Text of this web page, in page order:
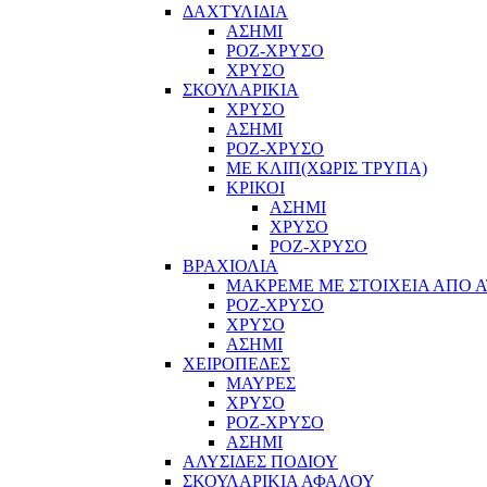
ΔΑΧΤΥΛΙΔΙΑ
ΑΣΗΜΙ
ΡΟΖ-ΧΡΥΣΟ
ΧΡΥΣΟ
ΣΚΟΥΛΑΡΙΚΙΑ
ΧΡΥΣΟ
ΑΣΗΜΙ
ΡΟΖ-ΧΡΥΣΟ
ΜΕ ΚΛΙΠ(ΧΩΡΙΣ ΤΡΥΠΑ)
ΚΡΙΚΟΙ
ΑΣΗΜΙ
ΧΡΥΣΟ
ΡΟΖ-ΧΡΥΣΟ
ΒΡΑΧΙΟΛΙΑ
ΜΑΚΡΕΜΕ ΜΕ ΣΤΟΙΧΕΙΑ ΑΠΟ
ΡΟΖ-ΧΡΥΣΟ
ΧΡΥΣΟ
ΑΣΗΜΙ
ΧΕΙΡΟΠΕΔΕΣ
ΜΑΥΡΕΣ
ΧΡΥΣΟ
ΡΟΖ-ΧΡΥΣΟ
ΑΣΗΜΙ
ΑΛΥΣΙΔΕΣ ΠΟΔΙΟΥ
ΣΚΟΥΛΑΡΙΚΙΑ ΑΦΑΛΟΥ